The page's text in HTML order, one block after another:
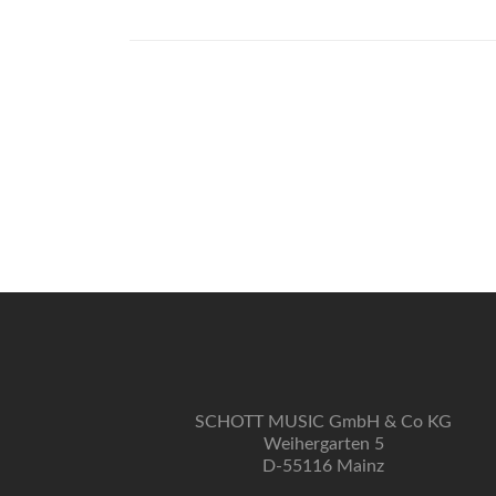
SCHOTT MUSIC GmbH & Co KG
Weihergarten 5
D-55116 Mainz